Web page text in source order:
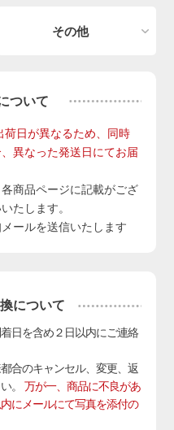
その他
ついて
荷日が異なるため、同時
異なった発送日にてお届
商品ページに記載がござ
たします。
ールを送信いたします
について
日を含め２日以内にご連絡
合のキャンセル、変更、返
い。万が一、商品に不良があ
にメールにて写真を添付の